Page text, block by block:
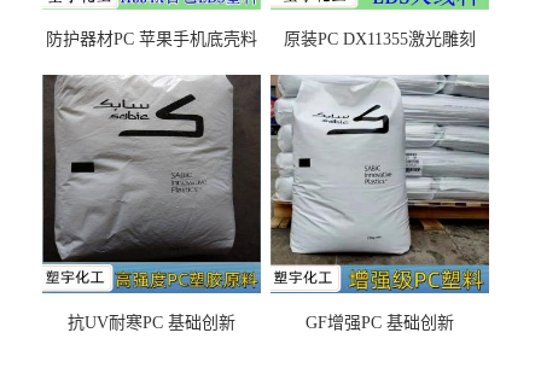
防护器材PC 苹果手机底壳料
之忧
原装PC DX11355激光雕刻
抗UV耐寒PC 基础创新
GF增强PC 基础创新